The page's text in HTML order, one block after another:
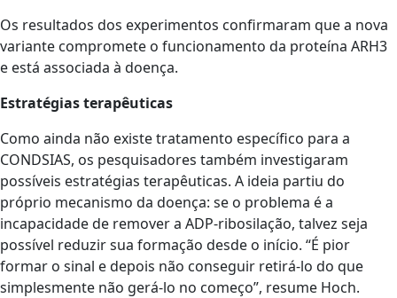
Os resultados dos experimentos confirmaram que a nova
variante compromete o funcionamento da proteína ARH3
e está associada à doença.
Estratégias terapêuticas
Como ainda não existe tratamento específico para a
CONDSIAS, os pesquisadores também investigaram
possíveis estratégias terapêuticas. A ideia partiu do
próprio mecanismo da doença: se o problema é a
incapacidade de remover a ADP-ribosilação, talvez seja
possível reduzir sua formação desde o início. “É pior
formar o sinal e depois não conseguir retirá-lo do que
simplesmente não gerá-lo no começo”, resume Hoch.